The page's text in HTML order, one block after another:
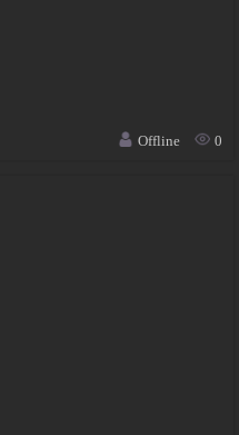
Offline
0